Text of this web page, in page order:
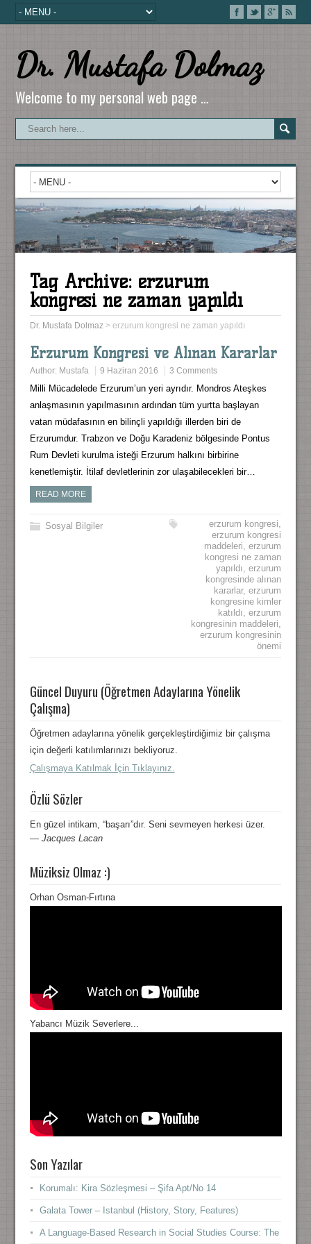
Dr. Mustafa Dolmaz
Welcome to my personal web page …
Tag Archive: erzurum
kongresi ne zaman yapıldı
Dr. Mustafa Dolmaz> erzurum kongresi ne zaman yapıldı
Erzurum Kongresi ve Alınan Kararlar
Author: Mustafa 9 Haziran 2016 3 Comments
Milli Mücadelede Erzurum’un yeri ayrıdır. Mondros Ateşkes
anlaşmasının yapılmasının ardından tüm yurtta başlayan
vatan müdafasının en bilinçli yapıldığı illerden biri de
Erzurumdur. Trabzon ve Doğu Karadeniz bölgesinde Pontus
Rum Devleti kurulma isteği Erzurum halkını birbirine
kenetlemiştir. İtilaf devletlerinin zor ulaşabilecekleri bir…
READ MORE
Sosyal Bilgiler erzurum kongresi,
erzurum kongresi
maddeleri,erzurum
kongresi ne zaman
yapıldı,erzurum
kongresinde alınan
kararlar,erzurum
kongresine kimler
katıldı,erzurum
kongresinin maddeleri,
erzurum kongresinin
önemi
Güncel Duyuru (Öğretmen Adaylarına Yönelik
Çalışma)
Öğretmen adaylarına yönelik gerçekleştirdiğimiz bir çalışma
için değerli katılımlarınızı bekliyoruz.
Çalışmaya Katılmak İçin Tıklayınız.
Özlü Sözler
En güzel intikam, “başarı”dır. Seni sevmeyen herkesi üzer.
— Jacques Lacan
Müziksiz Olmaz :)
Orhan Osman-Fırtına
Yabancı Müzik Severlere...
Son Yazılar
Korumalı: Kira Sözleşmesi – Şifa Apt/No 14
Galata Tower – Istanbul (History, Story, Features)
A Language-Based Research in Social Studies Course: The